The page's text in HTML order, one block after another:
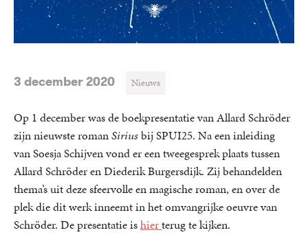
3 december 2020 Nieuws
Op 1 december was de boekpresentatie van Allard Schröder
zijn nieuwste romanSiriusbij SPUI25. Na een inleiding
van Soesja Schijven vond er een tweegesprek plaats tussen
Allard Schröder en Diederik Burgersdijk. Zij behandelden
thema’s uit deze sfeervolle en magische roman, en over de
plek die dit werk inneemt in het omvangrijke oeuvre van
Schröder. De presentatie ishierterug te kijken.